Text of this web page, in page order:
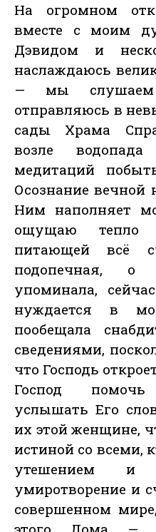
На огромном
вместе с моим
Дэвидом и
наслаждаюсь
— мы
отправляюсь в
сады Храма
возле
медитаций
Осознание вечной
Ним наполняет
ощущаю тепло
питающей всё
подопечная,
упоминала,
нуждается в
пообещала
сведениями,
что Господь
Господ
услышать Его
их этой женщине,
истиной со всеми,
утешением и
умиротворение и
совершенном